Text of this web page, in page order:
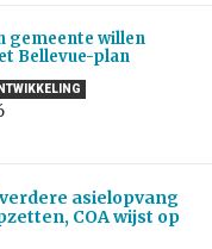
gemeente willen
Bellevue-plan
asielopvang
COA wijst op